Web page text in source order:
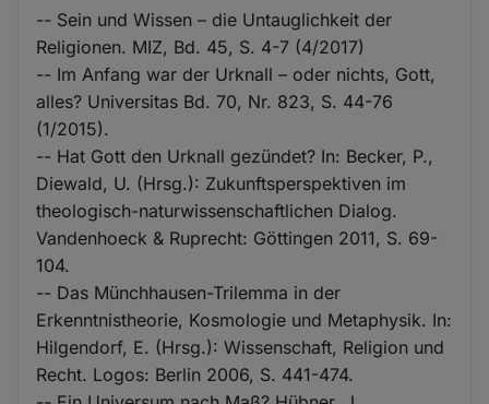
-- Sein und Wissen – die Untauglichkeit der
Religionen. MIZ, Bd. 45, S. 4-7 (4/2017)
-- Im Anfang war der Urknall – oder nichts, Gott,
alles? Universitas Bd. 70, Nr. 823, S. 44-76
(1/2015).
-- Hat Gott den Urknall gezündet? In: Becker, P.,
Diewald, U. (Hrsg.): Zukunftsperspektiven im
theologisch-naturwissenschaftlichen Dialog.
Vandenhoeck & Ruprecht: Göttingen 2011, S. 69-
104.
-- Das Münchhausen-Trilemma in der
Erkenntnistheorie, Kosmologie und Metaphysik. In:
Hilgendorf, E. (Hrsg.): Wissenschaft, Religion und
Recht. Logos: Berlin 2006, S. 441-474.